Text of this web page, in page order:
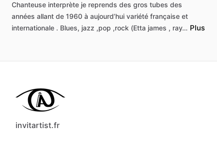
Chanteuse interprète je reprends des gros tubes des
années allant de 1960 à aujourd’hui variété française et
internationale . Blues, jazz ,pop ,rock (Etta james , ray… Plus
invitartist.fr